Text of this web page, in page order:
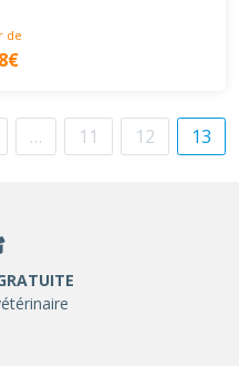
de
… 11 12 13